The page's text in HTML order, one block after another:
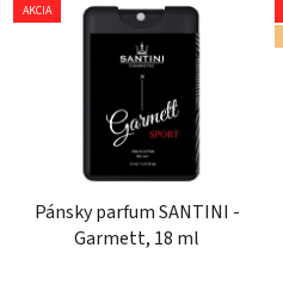
AKCIA
Pánsky parfum SANTINI -
Garmett, 18 ml